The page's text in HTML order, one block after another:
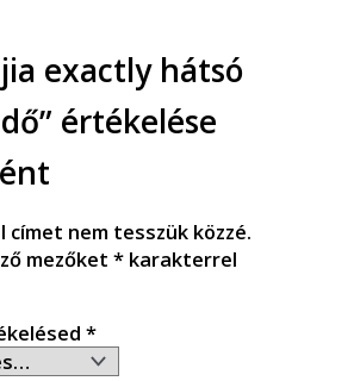
exactly hátsó
értékelése
címet nem tesszük közzé.
mezőket *karakterrel
*